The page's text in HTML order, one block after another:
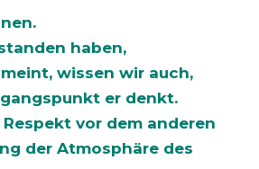
haben,
wissen wir auch,
er denkt.
vor dem anderen
der Atmosphäre des